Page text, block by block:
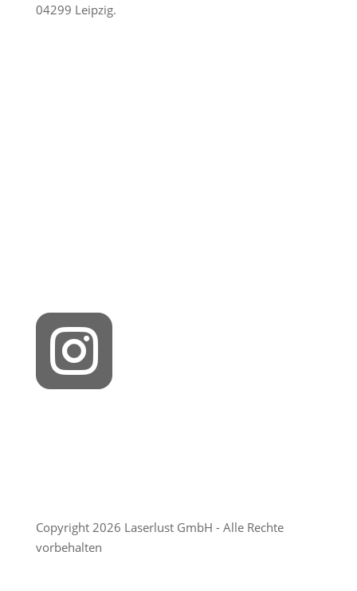
04299 Leipzig.

Copyright 2026 Laserlust GmbH - Alle Rechte
vorbehalten